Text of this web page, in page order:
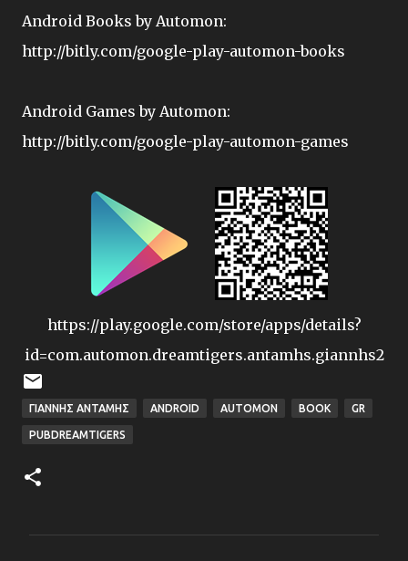
Android Books by Automon:
http://bitly.com/google-play-automon-books
Android Games by Automon:
http://bitly.com/google-play-automon-games
https://play.google.com/store/apps/details?
id=com.automon.dreamtigers.antamhs.giannhs2
ΓΙΆΝΝΗΣ ΑΝΤΆΜΗΣ ANDROID AUTOMON BOOK GR
PUBDREAMTIGERS